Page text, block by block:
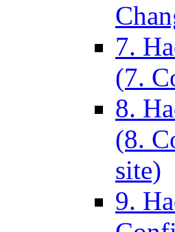
7.
(7.
8.
(8.
site)
9.